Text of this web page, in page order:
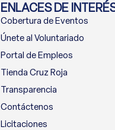
ENLACES DE
Cobertura de Eventos
Únete al Voluntariado
Portal de Empleos
Tienda Cruz Roja
Transparencia
Contáctenos
Licitaciones